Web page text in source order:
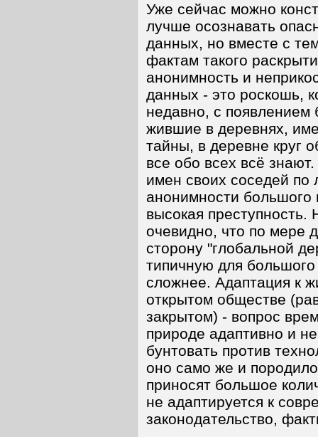
Уже сейчас можно
лучше осознавать
данных, но вместе с
фактам такого
анонимность и
данных - это роскошь,
недавно, с
жившие в деревнях,
тайны, в деревне круг
все обо всех всё
имен своих соседей по
анонимности большого
высокая преступность.
очевидно, что по мере
сторону "глобальной
типичную для большого
сложнее. Адаптация к
открытом обществе
закрытом) - вопрос
природе адаптивно и
бунтовать против
оно само же и
приносят большое
не адаптируется к
законодательство,